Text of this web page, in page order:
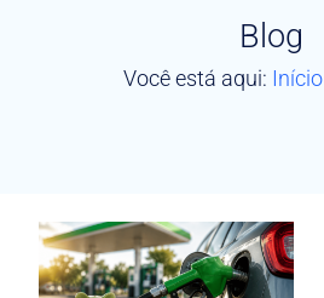
Blog
Você está aqui: Início